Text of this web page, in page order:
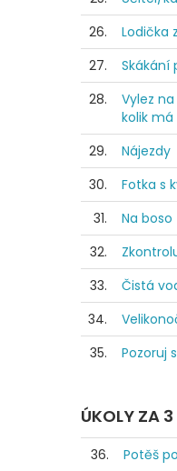
26.
Lodička
27.
Skákání
28.
Vylez
kolik
29.
Nájezdy
30.
Fotka s
31.
Na boso
32.
33.
Čistá
34.
35.
Pozoruj
ÚKOLY ZA
36.
Potěš